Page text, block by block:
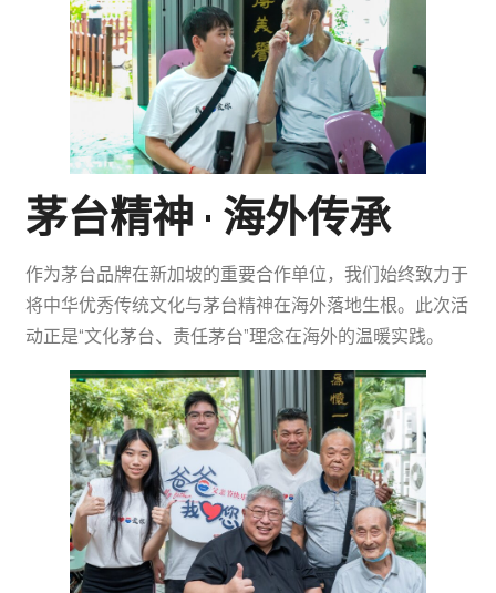
茅台精神 · 海外传承
作为茅台品牌在新加坡的重要合作单位，我们始终致力于
将中华优秀传统文化与茅台精神在海外落地生根。此次活
动正是“文化茅台、责任茅台”理念在海外的温暖实践。